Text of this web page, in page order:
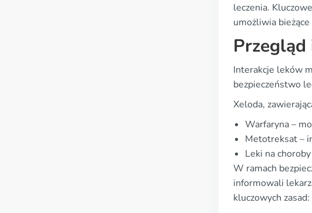
leczenia.
umożliwia
Interakcje leków
bezpieczeństwo
Xeloda,
Warfaryna –
Metotreksat –
Leki na
W ramach
informowali
kluczowych zasad: